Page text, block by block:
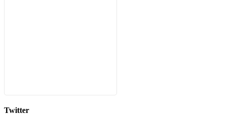
Twitter